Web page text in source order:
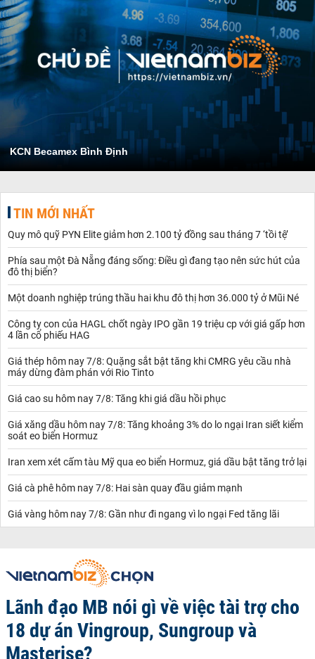
KCN Becamex Bình Định
TIN MỚI NHẤT
Quy mô quỹ PYN Elite giảm hơn 2.100 tỷ đồng sau tháng 7 ‘tồi tệ’
Phía sau một Đà Nẵng đáng sống: Điều gì đang tạo nên sức hút của
đô thị biển?
Một doanh nghiệp trúng thầu hai khu đô thị hơn 36.000 tỷ ở Mũi Né
Công ty con của HAGL chốt ngày IPO gần 19 triệu cp với giá gấp hơn
4 lần cổ phiếu HAG
Giá thép hôm nay 7/8: Quặng sắt bật tăng khi CMRG yêu cầu nhà
máy dừng đàm phán với Rio Tinto
Giá cao su hôm nay 7/8: Tăng khi giá dầu hồi phục
Giá xăng dầu hôm nay 7/8: Tăng khoảng 3% do lo ngại Iran siết kiểm
soát eo biển Hormuz
Iran xem xét cấm tàu Mỹ qua eo biển Hormuz, giá dầu bật tăng trở lại
Giá cà phê hôm nay 7/8: Hai sàn quay đầu giảm mạnh
Giá vàng hôm nay 7/8: Gần như đi ngang vì lo ngại Fed tăng lãi
Lãnh đạo MB nói gì về việc tài trợ cho
18 dự án Vingroup, Sungroup và
Masterise?